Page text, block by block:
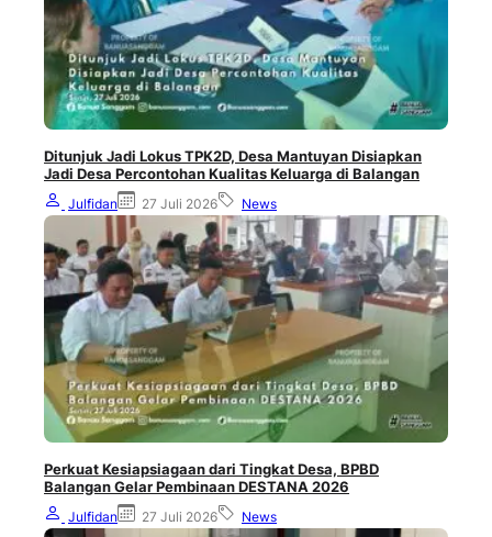
Ditunjuk Jadi Lokus TPK2D, Desa Mantuyan Disiapkan
Jadi Desa Percontohan Kualitas Keluarga di Balangan
Julfidan 27 Juli 2026 News
Perkuat Kesiapsiagaan dari Tingkat Desa, BPBD
Balangan Gelar Pembinaan DESTANA 2026
Julfidan 27 Juli 2026 News